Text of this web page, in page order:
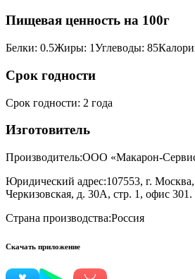
Пищевая ценность на 100г
Белки: 0.5Жиры: 1Углеводы: 85
Срок годности
Срок годности: 2 года
Изготовитель
Производитель:ООО «Макарон-
Юридический адрес:107553, г.
Черкизовская, д. 30А, стр. 1, офис 301.
Страна производства:Россия
Скачать приложение